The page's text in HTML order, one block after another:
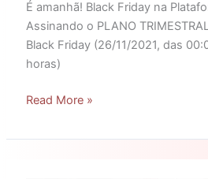
É amanhã! Black Friday na
Assinando o PLANO
Black Friday (26/11/2021, das
horas)
Read More »